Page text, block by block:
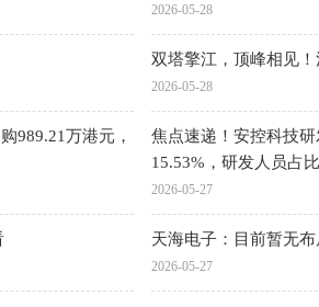
2026-05-28
双塔擎江，顶峰相见
2026-05-28
989.21万港元，
焦点速递！安控科技
15.53%，研发人员占
2026-05-27
天海电子：目前暂无
2026-05-27